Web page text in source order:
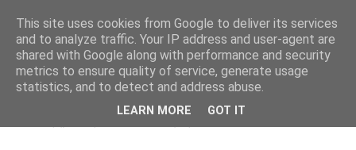
This site uses cookies from Google to deliver its services
and to analyze traffic. Your IP address and user-agent are
shared with Google along with performance and security
metrics to ensure quality of service, generate usage
statistics, and to detect and address abuse.
LEARN MORE GOT IT